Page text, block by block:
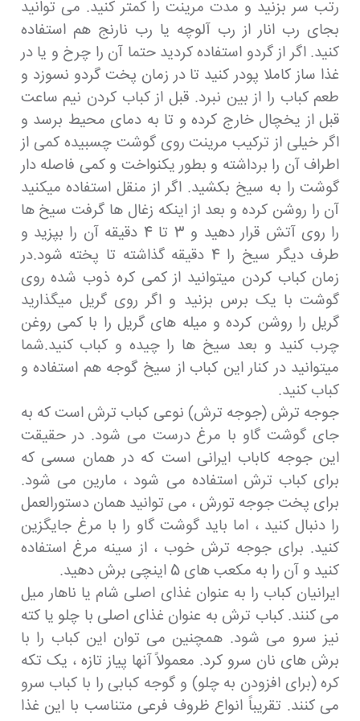
رتب سر بزنید و مدت مرینت را کمتر کنید. می توانید
بجای رب انار از رب آلوچه یا رب نارنج هم استفاده
کنید. اگر از گردو استفاده کردید حتما آن را چرخ و یا در
غذا ساز کاملا پودر کنید تا در زمان پخت گردو نسوزد و
طعم کباب را از بین نبرد. قبل از کباب کردن نیم ساعت
قبل از یخچال خارج کرده و تا به دمای محیط برسد و
اگر خیلی از ترکیب مرینت روی گوشت چسبیده کمی از
اطراف آن را برداشته و بطور یکنواخت و کمی فاصله دار
گوشت را به سیخ بکشید. اگر از منقل استفاده میکنید
آن را روشن کرده و بعد از اینکه زغال ها گرفت سیخ ها
را روی آتش قرار دهید و 3 تا 4 دقیقه آن را بپزید و
طرف دیگر سیخ را 4 دقیقه گذاشته تا پخته شود.در
زمان کباب کردن میتوانید از کمی کره ذوب شده روی
گوشت با یک برس بزنید و اگر روی گریل میگذارید
گریل را روشن کرده و میله های گریل را با کمی روغن
چرب کنید و بعد سیخ ها را چیده و کباب کنید.شما
میتوانید در کنار این کباب از سیخ گوجه هم استفاده و
کباب کنید.
جوجه ترش (جوجه ترش) نوعی کباب ترش است که به
جای گوشت گاو با مرغ درست می شود. در حقیقت
این جوجه کاباب ایرانی است که در همان سسی که
برای کباب ترش استفاده می شود ، مارین می شود.
برای پخت جوجه تورش ، می توانید همان دستورالعمل
را دنبال کنید ، اما باید گوشت گاو را با مرغ جایگزین
کنید. برای جوجه ترش خوب ، از سینه مرغ استفاده
کنید و آن را به مکعب های 5 اینچی برش دهید.
ایرانیان کباب را به عنوان غذای اصلی شام یا ناهار میل
می کنند. کباب ترش به عنوان غذای اصلی با چلو یا کته
نیز سرو می شود. همچنین می توان این کباب را با
برش های نان سرو کرد. معمولاً آنها پیاز تازه ، یک تکه
کره (برای افزودن به چلو) و گوجه کبابی را با کباب سرو
می کنند. تقریباً انواع ظروف فرعی متناسب با این غذا